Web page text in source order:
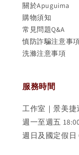
關於Apuguima
購物須知
常見問題Q&A
慎防詐騙注意事
洗滌注意事項
服務時間
工作室｜景美捷
週一至週五
週日及國定假日